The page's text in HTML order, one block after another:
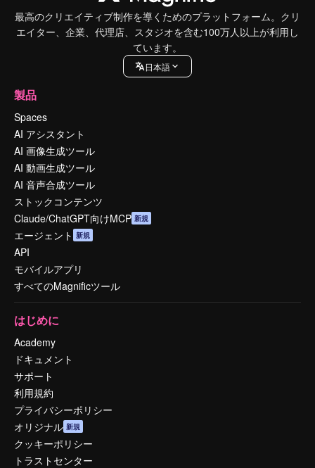
最高のクリエイティブ制作を導くためのプラットフォーム。クリ
エイター、企業、代理店、スタジオを含む100万人以上が利用し
ています。
日本語
製品
Spaces
AI アシスタント
AI 画像生成ツール
AI 動画生成ツール
AI 音声合成ツール
ストックコンテンツ
Claude/ChatGPT向けMCP 新規
エージェント 新規
API
モバイルアプリ
すべてのMagnificツール
はじめに
Academy
ドキュメント
サポート
利用規約
プライバシーポリシー
オリジナル 新規
クッキーポリシー
トラストセンター